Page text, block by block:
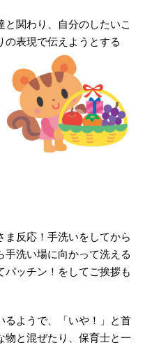
と関わり、自分のしたいこ
の表現で伝えようとする
ま反応！手洗いをしてから
手洗い場に向かって洗える
パッチン！をしてご挨拶も
るようで、「いや！」と首
物と混ぜたり、保育士と一